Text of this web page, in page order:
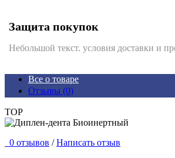
Защита покупок
Небольшой текст. условия доставки и
Все о товаре
Отзывы (0)
TOP
0 отзывов / Написать отзыв